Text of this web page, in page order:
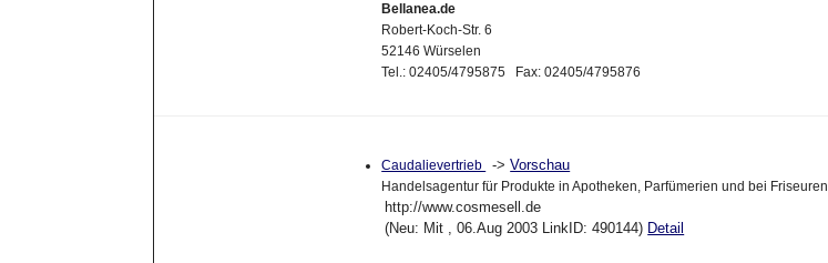
Bellanea.de
Robert-Koch-Str. 6
52146 Würselen
Tel.: 02405/4795875 Fax: 02405/4795876
Caudalievertrieb ->Vorschau
Handelsagentur für Produkte in Apotheken, Parfümerien und bei Friseuren
http://www.cosmesell.de
(Neu: Mit , 06.Aug 2003 LinkID: 490144) Detail